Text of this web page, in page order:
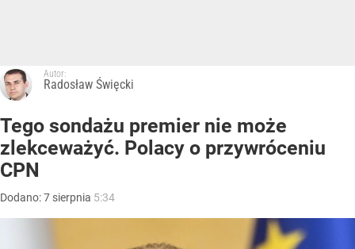
Autor:
Radosław Święcki
Tego sondażu premier nie może
zlekceważyć. Polacy o przywróceniu
CPN
Dodano:7 sierpnia 5:34